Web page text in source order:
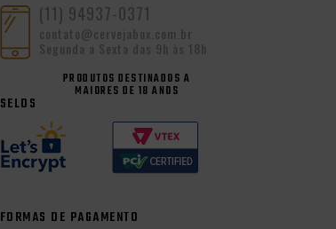
(11) 94937-0371
contato@cervejabox.com.br
Segunda a Sexta das 9h às 18h
PRODUTOS DESTINADOS A
MAIORES DE 18 ANOS
SELOS
FORMAS DE PAGAMENTO